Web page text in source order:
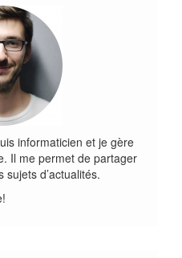
informaticien et je gère
Il me permet de partager
d’actualités.